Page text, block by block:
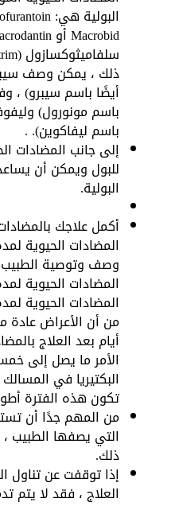
ذلك ، يمكن وصف
أيضًا باسم سيبرو) ،
باسم مونورول)
باسم ليفاكوين). .
للبول ويمكن أن
البولية.
أكمل علاجك
المضادات الحيوية
وصف وتوصية
من أن الأعراض
أيام بعد العلاج
الأمر ما يصل إلى
البكتيريا في
تكون هذه الفترة
من المهم جدًا أن
التي يصفها الطبيب
ذلك.
إذا توقفت عن تناول
العلاج ، فقد لا يتم